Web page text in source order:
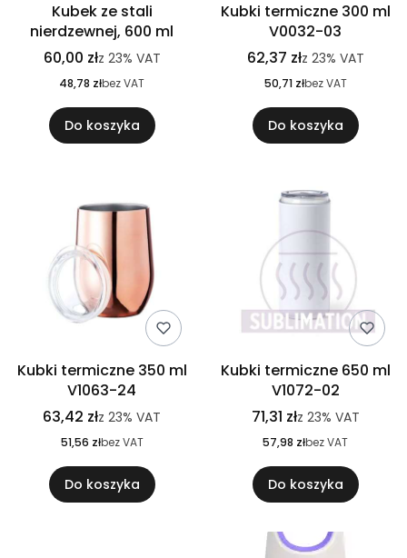
Kubek ze stali
nierdzewnej, 600 ml
60,00 złz 23% VAT
48,78 złbez VAT
Do koszyka
Kubki termiczne 300 ml
V0032-03
62,37 złz 23% VAT
50,71 złbez VAT
Do koszyka
Kubki termiczne 350 ml
V1063-24
63,42 złz 23% VAT
51,56 złbez VAT
Do koszyka
Kubki termiczne 650 ml
V1072-02
71,31 złz 23% VAT
57,98 złbez VAT
Do koszyka